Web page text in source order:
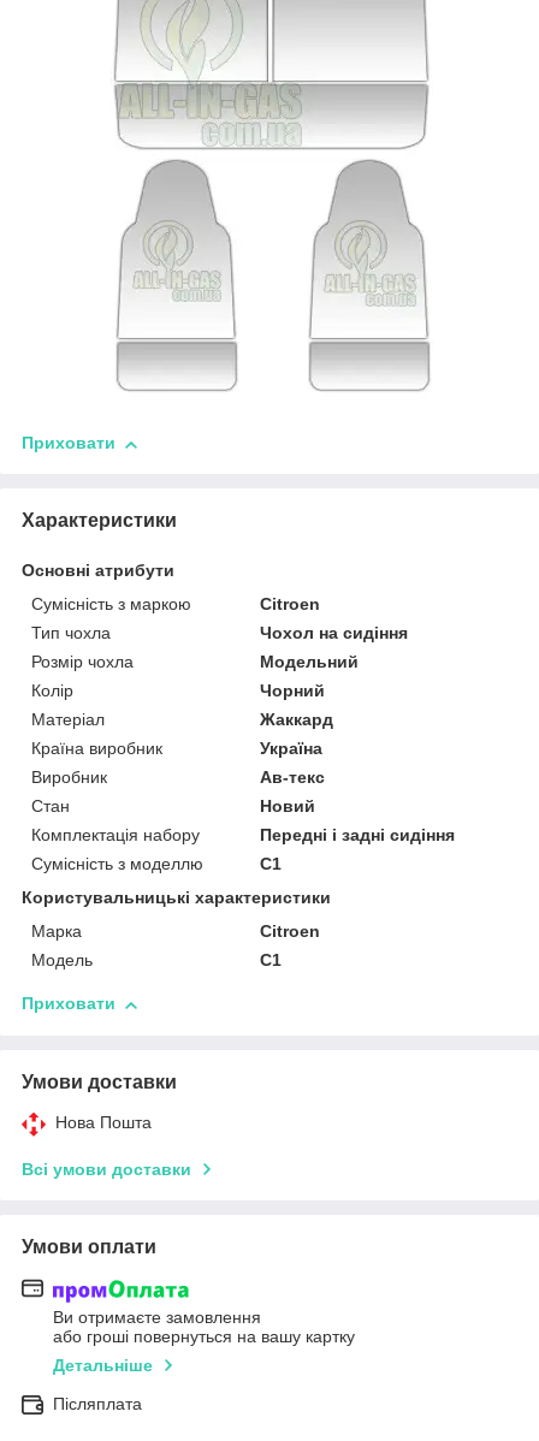
Приховати
Характеристики
Основні атрибути
Сумісність з маркою
Citroen
Тип чохла
Чохол на сидіння
Розмір чохла
Модельний
Колір
Чорний
Матеріал
Жаккард
Країна виробник
Україна
Виробник
Ав-текс
Стан
Новий
Комплектація набору
Передні і задні сидіння
Сумісність з моделлю
C1
Користувальницькі характеристики
Марка
Citroen
Модель
C1
Приховати
Умови доставки
Нова Пошта
Всі умови доставки
Умови оплати
Ви отримаєте замовлення
або гроші повернуться на вашу картку
Детальніше
Післяплата